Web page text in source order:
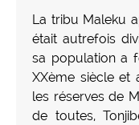
La tribu Maleku
était autrefois
sa population a
XXème siècle et
les réserves de
de toutes,